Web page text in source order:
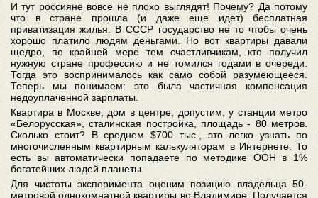
И тут россияне вовсе не плохо выглядят! Почему? Да потому
что в стране прошла (и даже еще идет) бесплатная
приватизация жилья. В СССР государство не то чтобы очень
хорошо платило людям деньгами. Но вот квартиры давали
щедро, по крайней мере тем счастливчикам, кто получил
нужную стране профессию и не томился годами в очереди.
Тогда это воспринималось как само собой разумеющееся.
Теперь мы понимаем: это была частичная компенсация
недоуплаченной зарплаты.
Квартира в Москве, дом в центре, допустим, у станции метро
«Белорусская», сталинская постройка, площадь - 80 метров.
Сколько стоит? В среднем $700 тыс., это легко узнать по
многочисленным квартирным калькуляторам в Интернете. То
есть вы автоматически попадаете по методике ООН в 1%
богатейших людей планеты.
Для чистоты эксперимента оценим позицию владельца 50-
метровой однокомнатной квартиры во Владимире. Получается